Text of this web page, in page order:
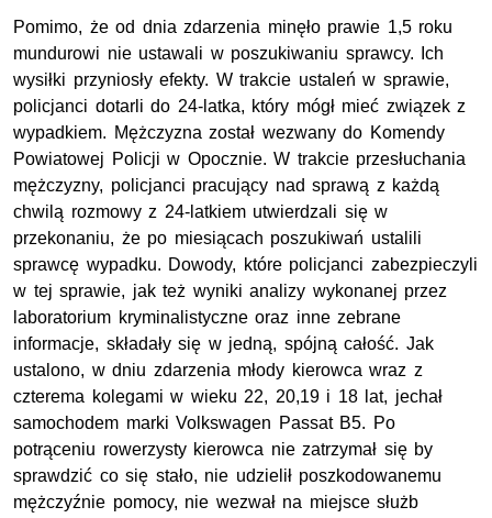
Pomimo, że od dnia zdarzenia minęło prawie 1,5 roku
mundurowi nie ustawali w poszukiwaniu sprawcy. Ich
wysiłki przyniosły efekty. W trakcie ustaleń w sprawie,
policjanci dotarli do 24-latka, który mógł mieć związek z
wypadkiem. Mężczyzna został wezwany do Komendy
Powiatowej Policji w Opocznie. W trakcie przesłuchania
mężczyzny, policjanci pracujący nad sprawą z każdą
chwilą rozmowy z 24-latkiem utwierdzali się w
przekonaniu, że po miesiącach poszukiwań ustalili
sprawcę wypadku. Dowody, które policjanci zabezpieczyli
w tej sprawie, jak też wyniki analizy wykonanej przez
laboratorium kryminalistyczne oraz inne zebrane
informacje, składały się w jedną, spójną całość. Jak
ustalono, w dniu zdarzenia młody kierowca wraz z
czterema kolegami w wieku 22, 20,19 i 18 lat, jechał
samochodem marki Volkswagen Passat B5. Po
potrąceniu rowerzysty kierowca nie zatrzymał się by
sprawdzić co się stało, nie udzielił poszkodowanemu
mężczyźnie pomocy, nie wezwał na miejsce służb